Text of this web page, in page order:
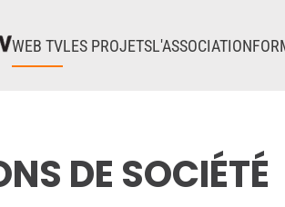
WEB TVLES PROJETSL'ASSOCIATION
DE SOCIÉTÉ